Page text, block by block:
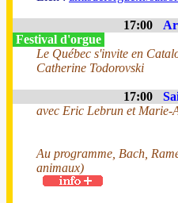
17:00
Festival d'orgue
Le Québec s'invite en
Catherine Todorovski
17:00
avec Eric Lebrun et Marie-
Au programme, Bach,
animaux)